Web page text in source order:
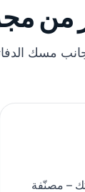
من
مسك
– مصنّفة